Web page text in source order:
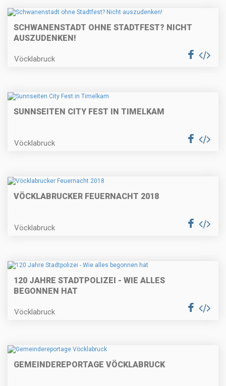
SCHWANENSTADT OHNE STADTFEST? NICHT
AUSZUDENKEN!
Vöcklabruck
SUNNSEITEN CITY FEST IN TIMELKAM
Vöcklabruck
VÖCKLABRUCKER FEUERNACHT 2018
Vöcklabruck
120 JAHRE STADTPOLIZEI - WIE ALLES
BEGONNEN HAT
Vöcklabruck
GEMEINDEREPORTAGE VÖCKLABRUCK